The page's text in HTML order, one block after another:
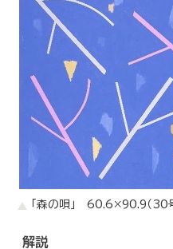
「森の唄」 60.6×90.9（
解説